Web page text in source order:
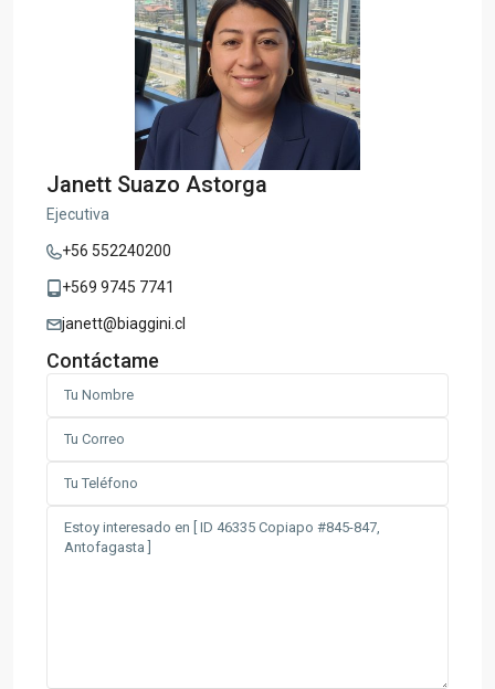
Janett Suazo Astorga
Ejecutiva
+56 552240200
+569 9745 7741
janett@biaggini.cl
Contáctame